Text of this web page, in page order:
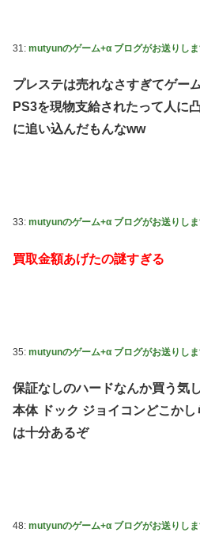
31: mutyunのゲーム+α ブログがお送りしま
プレステは売れなさすぎてゲー
PS3を現物支給されたって人に
に追い込んだもんなww
33: mutyunのゲーム+α ブログがお送りしま
買取金額あげたの謎すぎる
35: mutyunのゲーム+α ブログがお送りしま
保証なしのハードなんか買う気
本体 ドック ジョイコンどこか
は十分あるぞ
48: mutyunのゲーム+α ブログがお送りしま